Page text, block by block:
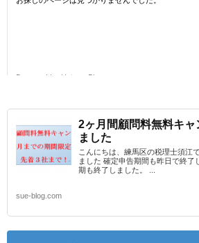
2ヶ月間顧問料無料キャ
ました
こんにちは、練馬区の税理士須江
ました 確定申告期間も昨日で終了
期も終了しました。 ...
sue-blog.com